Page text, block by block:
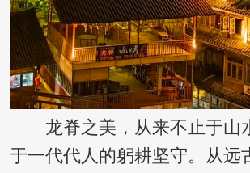
龙脊之美，从来不止于山
于一代代人的躬耕坚守。从远